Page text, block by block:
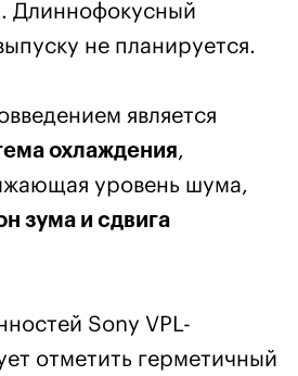
Длиннофокусный
не планируется.
является
охлаждения,
уровень шума,
зума и сдвига
Sony VPL-
отметить герметичный